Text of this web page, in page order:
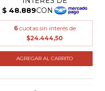
6 cuotas sin interés de
$24.444,50
AGREGAR AL CARRITO